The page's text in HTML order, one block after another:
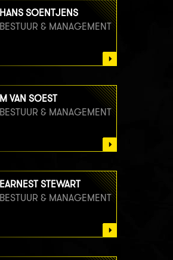
HANS SOENTJENS
BESTUUR & MANAGEMENT
M VAN SOEST
BESTUUR & MANAGEMENT
EARNEST STEWART
BESTUUR & MANAGEMENT